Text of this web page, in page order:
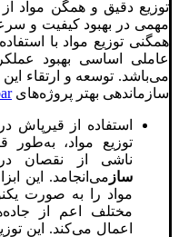
توزیع دقیق و همگن مواد
مهمی در بهبود کیفیت و
همگنی توزیع مواد با
عاملی اساسی بهبود
می‌باشد. توسعه و ارتقاء
سازماندهی بهتر پروژه‌های
استفاده از قیرپاش
توزیع مواد،
ناشی از نقصان
ساز می‌انجامد. این
مواد را به صورت
مختلف اعم از
اعمال می‌کند. این